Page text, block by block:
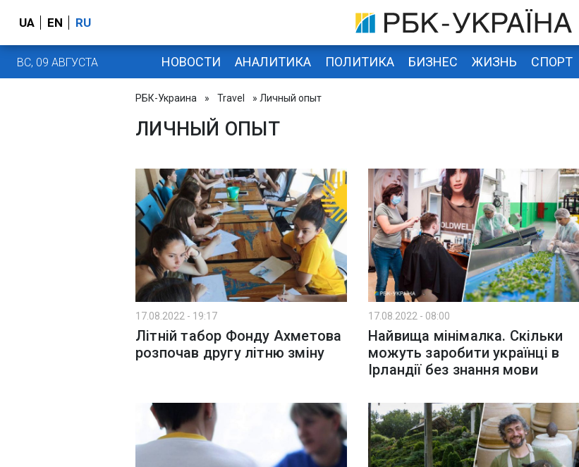
UA EN RU
ВС, 09 АВГУСТА НОВОСТИ АНАЛИТИКА ПОЛИТИКА БИЗНЕС ЖИЗНЬ СПОРТ
РБК-Украина » Travel » Личный опыт
ЛИЧНЫЙ ОПЫТ
17.08.2022 - 19:17
Літній табор Фонду Ахметова
розпочав другу літню зміну
17.08.2022 - 08:00
Найвища мінімалка. Скільки
можуть заробити українці в
Ірландії без знання мови